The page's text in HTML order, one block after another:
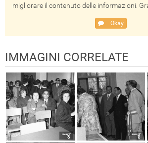
migliorare il contenuto delle informazioni.
Okay
IMMAGINI CORRELATE